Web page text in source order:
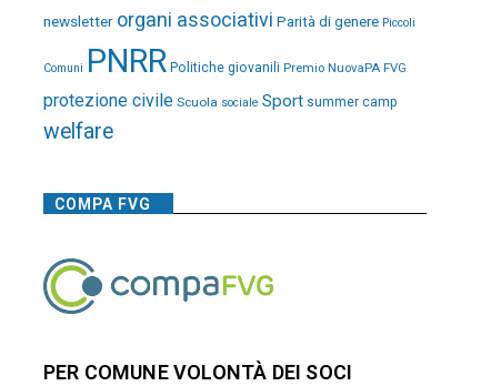
newsletter organi associativi Parità di genere Piccoli
Comuni PNRR Politiche giovanili Premio NuovaPA FVG
protezione civile Scuola sociale Sport summer camp
welfare
COMPA FVG
PER COMUNE VOLONTÀ DEI SOCI